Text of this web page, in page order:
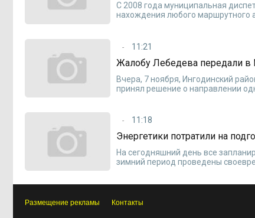
С 2008 года муниципальная
нахождения любого маршрутного
11:21
Жалобу Лебедева передали в
Вчера, 7 ноября, Ингодинский
принял решение о направлении
11:18
Энергетики потратили на
На сегодняшний день все
зимний период проведены
Размещение рекламы Контакты